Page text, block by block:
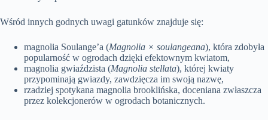
Wśród innych godnych uwagi gatunków znajduje się:
magnolia Soulange’a (Magnolia × soulangeana), która zdobyła
popularność w ogrodach dzięki efektownym kwiatom,
magnolia gwiaździsta (Magnolia stellata), której kwiaty
przypominają gwiazdy, zawdzięcza im swoją nazwę,
rzadziej spotykana magnolia brooklińska, doceniana zwłaszcza
przez kolekcjonerów w ogrodach botanicznych.